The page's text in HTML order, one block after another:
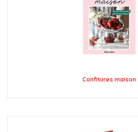
Confitures maison